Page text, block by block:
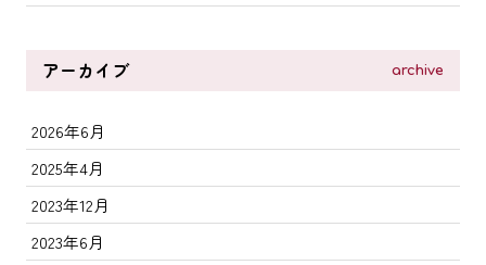
アーカイブ archive
2026年6月
2025年4月
2023年12月
2023年6月